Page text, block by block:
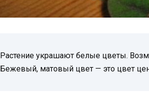
Растение украшают белые цветы.
Бежевый, матовый цвет — это цвет